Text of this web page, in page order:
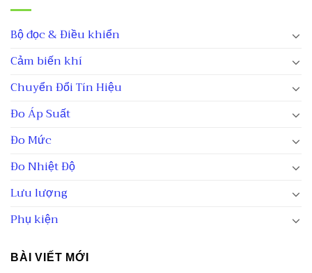
Bộ đọc & Điều khiển
Cảm biến khí
Chuyển Đổi Tín Hiệu
Đo Áp Suất
Đo Mức
Đo Nhiệt Độ
Lưu lượng
Phụ kiện
BÀI VIẾT MỚI